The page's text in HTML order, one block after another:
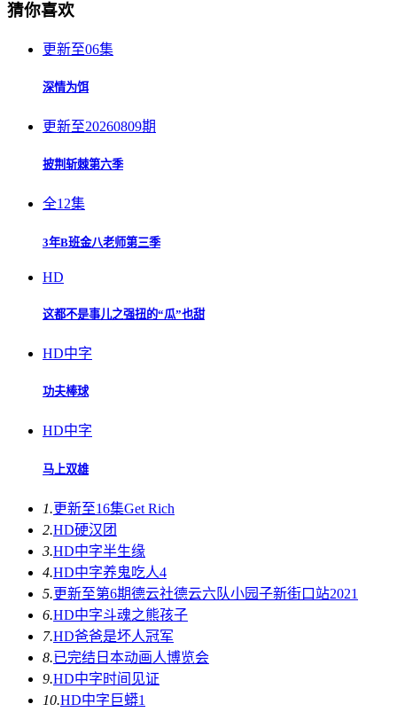
猜你喜欢
更新至06集
深情为饵
更新至20260809期
披荆斩棘第六季
全12集
3年B班金八老师第三季
HD
这都不是事儿之强扭的“瓜”也甜
HD中字
功夫棒球
HD中字
马上双雄
1.更新至16集Get Rich
2.HD硬汉团
3.HD中字半生缘
4.HD中字养鬼吃人4
5.更新至第6期德云社德云六队小园子新街口站2021
6.HD中字斗魂之熊孩子
7.HD爸爸是坏人冠军
8.已完结 日本动画人博览会
9.HD中字时间见证
10.HD中字 巨蟒1